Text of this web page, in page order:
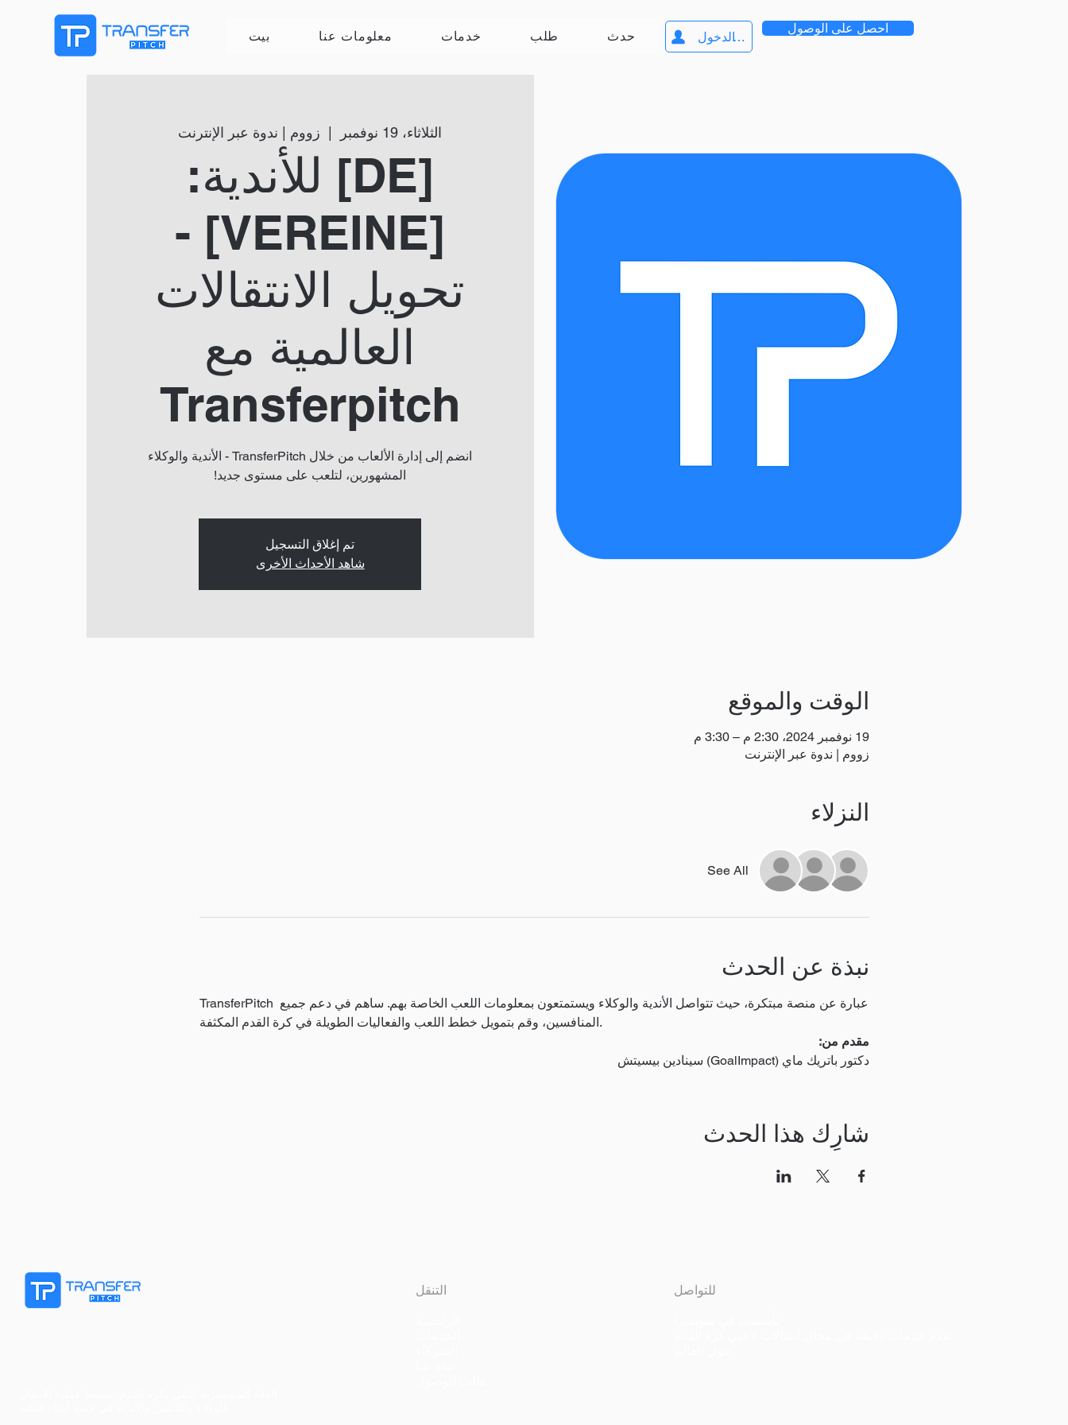
بيت معلومات عنا خدمات طلب حدث تسجيل الدخول
احصل على الوصول
الثلاثاء، 19 نوفمبر زووم | ندوة عبر الإنترنت
[DE] للأندية:
[VEREINE] -
تحويل الانتقالات
العالمية مع
Transferpitch
انضم إلى إدارة الألعاب من خلال TransferPitch - الأندية والوكلاء
المشهورين، لتلعب على مستوى جديد!
تم إغلاق التسجيل
شاهد الأحداث الأخرى
الوقت والموقع
19 نوفمبر 2024، 2:30 م – 3:30 م
زووم | ندوة عبر الإنترنت
النزلاء
See All
نبذة عن الحدث
TransferPitch عبارة عن منصة مبتكرة، حيث تتواصل الأندية والوكلاء ويستمتعون بمعلومات اللعب الخاصة بهم. ساهم في دعم جميع
المنافسين، وقم بتمويل خطط اللعب والفعاليات الطويلة في كرة القدم المكثفة.
مقدم من:
دكتور باتريك ماي (GoalImpact) سينادين بيسيتش
شارِك هذا الحدث
التنقل
للتواصل